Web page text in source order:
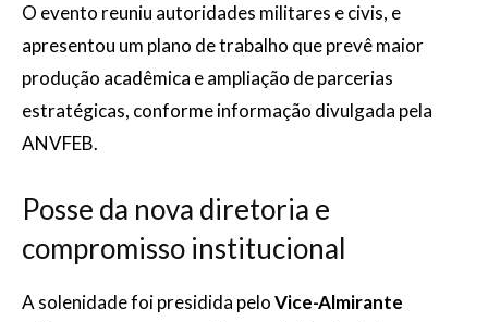
O evento reuniu autoridades militares e civis, e
apresentou um plano de trabalho que prevê maior
produção acadêmica e ampliação de parcerias
estratégicas, conforme informação divulgada pela
ANVFEB.
Posse da nova diretoria e
compromisso institucional
A solenidade foi presidida peloVice-Almirante